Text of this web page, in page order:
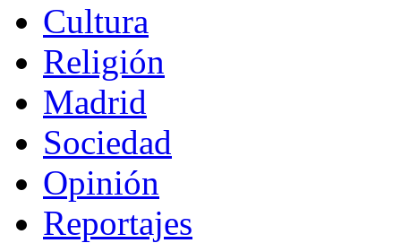
Cultura
Religión
Madrid
Sociedad
Opinión
Reportajes